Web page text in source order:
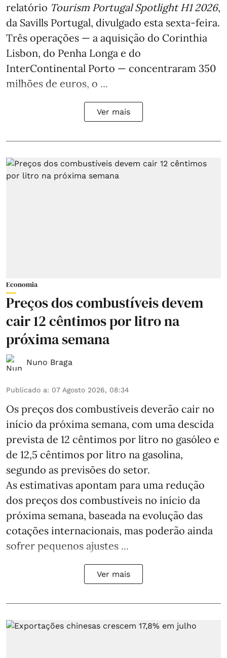
relatório Tourism Portugal Spotlight H1 2026,
da Savills Portugal, divulgado esta sexta-feira.
Três operações — a aquisição do Corinthia
Lisbon, do Penha Longa e do
InterContinental Porto — concentraram 350
milhões de euros, o ...
Ver mais
Economia
Preços dos combustíveis devem
cair 12 cêntimos por litro na
próxima semana
Nuno Braga
Publicado a: 07 Agosto 2026, 08:34
Os preços dos combustíveis deverão cair no
início da próxima semana, com uma descida
prevista de 12 cêntimos por litro no gasóleo e
de 12,5 cêntimos por litro na gasolina,
segundo as previsões do setor.
As estimativas apontam para uma redução
dos preços dos combustíveis no início da
próxima semana, baseada na evolução das
cotações internacionais, mas poderão ainda
sofrer pequenos ajustes ...
Ver mais